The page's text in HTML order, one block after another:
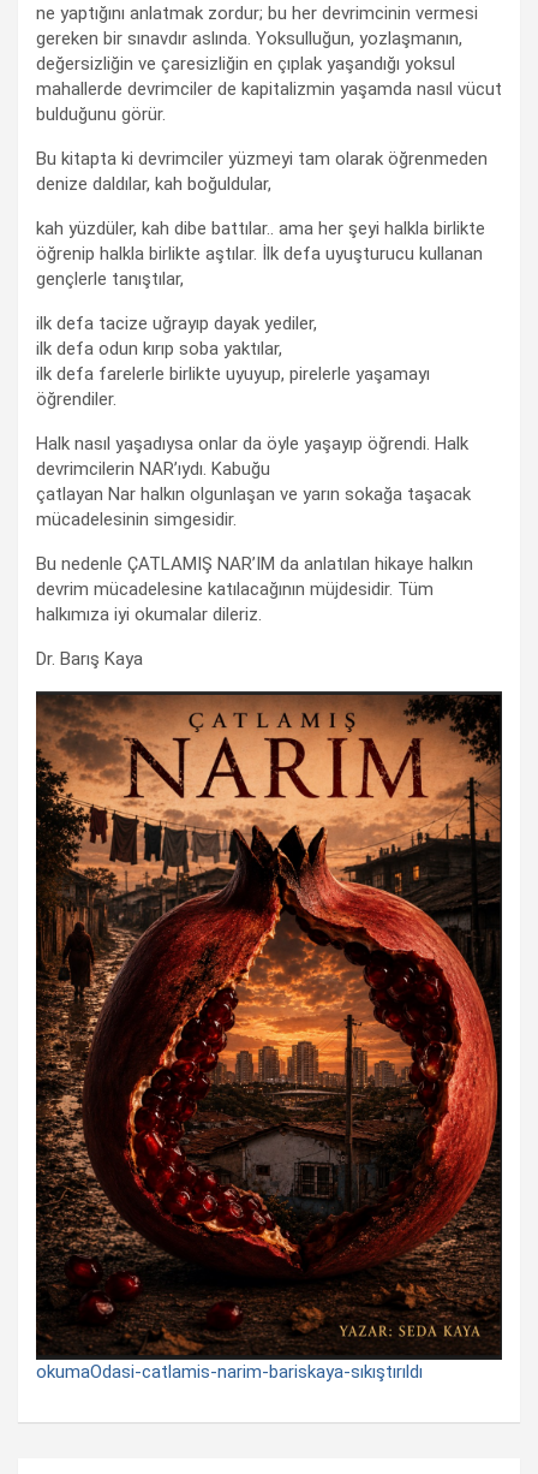
ne yaptığını anlatmak zordur; bu her devrimcinin vermesi
gereken bir sınavdır aslında. Yoksulluğun, yozlaşmanın,
değersizliğin ve çaresizliğin en çıplak yaşandığı yoksul
mahallerde devrimciler de kapitalizmin yaşamda nasıl vücut
bulduğunu görür.
Bu kitapta ki devrimciler yüzmeyi tam olarak öğrenmeden
denize daldılar, kah boğuldular,
kah yüzdüler, kah dibe battılar.. ama her şeyi halkla birlikte
öğrenip halkla birlikte aştılar. İlk defa uyuşturucu kullanan
gençlerle tanıştılar,
ilk defa tacize uğrayıp dayak yediler,
ilk defa odun kırıp soba yaktılar,
ilk defa farelerle birlikte uyuyup, pirelerle yaşamayı
öğrendiler.
Halk nasıl yaşadıysa onlar da öyle yaşayıp öğrendi. Halk
devrimcilerin NAR’ıydı. Kabuğu
çatlayan Nar halkın olgunlaşan ve yarın sokağa taşacak
mücadelesinin simgesidir.
Bu nedenle ÇATLAMIŞ NAR’IM da anlatılan hikaye halkın
devrim mücadelesine katılacağının müjdesidir. Tüm
halkımıza iyi okumalar dileriz.
Dr. Barış Kaya
okumaOdasi-catlamis-narim-bariskaya-sıkıştırıldı